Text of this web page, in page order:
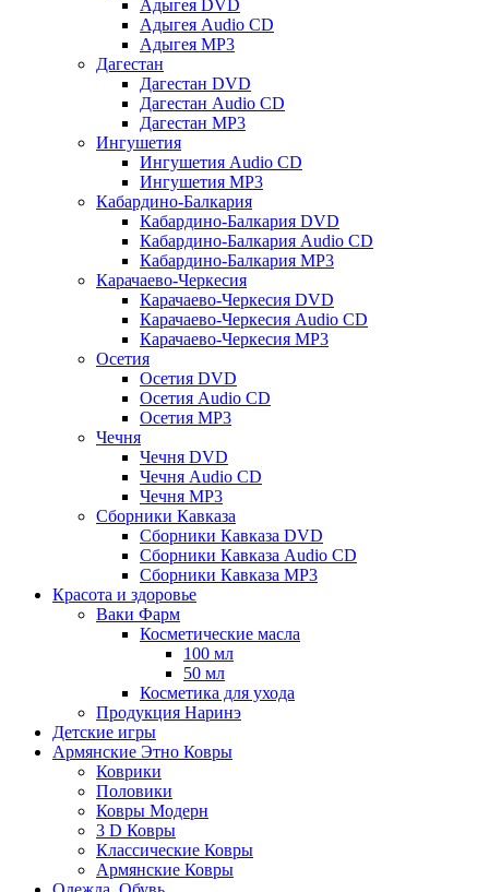
Адыгея DVD
Адыгея Audio CD
Адыгея MP3
Дагестан
Дагестан DVD
Дагестан Audio CD
Дагестан MP3
Ингушетия
Ингушетия Audio CD
Ингушетия MP3
Кабардино-Балкария
Кабардино-Балкария DVD
Кабардино-Балкария Audio CD
Кабардино-Балкария MP3
Карачаево-Черкесия
Карачаево-Черкесия DVD
Карачаево-Черкесия Audio CD
Карачаево-Черкесия MP3
Осетия
Осетия DVD
Осетия Audio CD
Осетия MP3
Чечня
Чечня DVD
Чечня Audio CD
Чечня MP3
Сборники Кавказа
Сборники Кавказа DVD
Сборники Кавказа Audio CD
Сборники Кавказа MP3
Красота и здоровье
Ваки Фарм
Косметические масла
100 мл
50 мл
Косметика для ухода
Продукция Наринэ
Детские игры
Армянские Этно Ковры
Коврики
Половики
Ковры Модерн
3 D Ковры
Классические Ковры
Армянские Ковры